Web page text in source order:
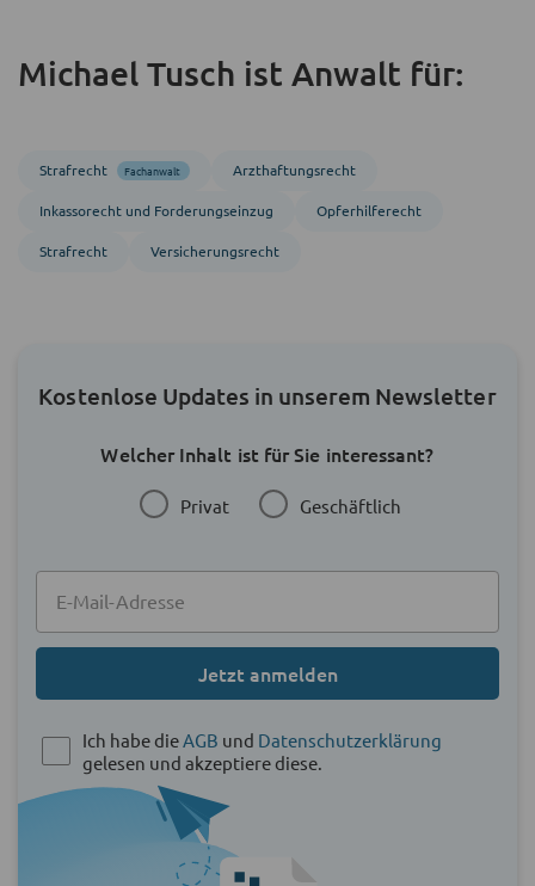
Michael Tusch ist Anwalt für:
Strafrecht Fachanwalt Arzthaftungsrecht
Inkasso­recht und Forderungs­einzug Opferhilferecht
Strafrecht Versicherungsrecht
Kostenlose Updates in unserem Newsletter
Welcher Inhalt ist für Sie interessant?
Privat Geschäftlich
Jetzt anmelden
Ich habe die AGB und Datenschutzerklärung
gelesen und akzeptiere diese.